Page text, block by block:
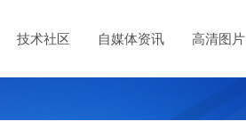
技术社区 自媒体资讯 高清图片